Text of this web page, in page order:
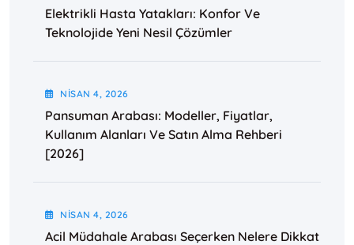
Elektrikli Hasta Yatakları: Konfor Ve
Teknolojide Yeni Nesil Çözümler
NISAN4 , 2026
Pansuman Arabası: Modeller, Fiyatlar,
Kullanım Alanları Ve Satın Alma Rehberi
[2026]
NISAN4 , 2026
Acil Müdahale Arabası Seçerken Nelere Dikkat